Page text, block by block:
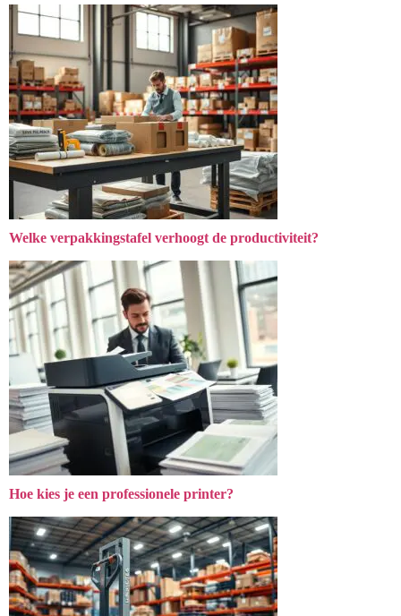
Welke verpakkingstafel verhoogt de productiviteit?
Hoe kies je een professionele printer?